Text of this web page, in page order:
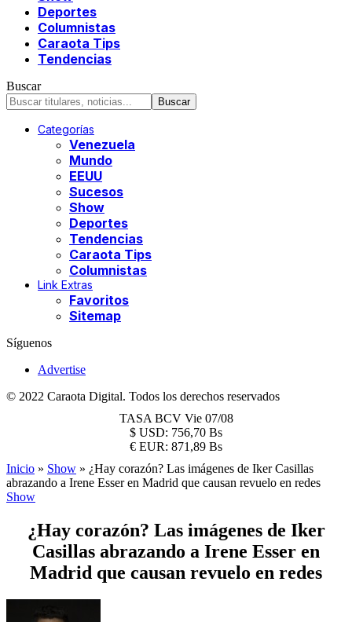
Deportes
Columnistas
Caraota Tips
Tendencias
Buscar
Categorías
Venezuela
Mundo
EEUU
Sucesos
Show
Deportes
Tendencias
Caraota Tips
Columnistas
Link Extras
Favoritos
Sitemap
Síguenos
Advertise
© 2022 Caraota Digital. Todos los derechos reservados
TASA BCV Vie 07/08
$ USD: 756,70 Bs
€ EUR: 871,89 Bs
Inicio » Show » ¿Hay corazón? Las imágenes de Iker Casillas
abrazando a Irene Esser en Madrid que causan revuelo en redes
Show
¿Hay corazón? Las imágenes de Iker
Casillas abrazando a Irene Esser en
Madrid que causan revuelo en redes